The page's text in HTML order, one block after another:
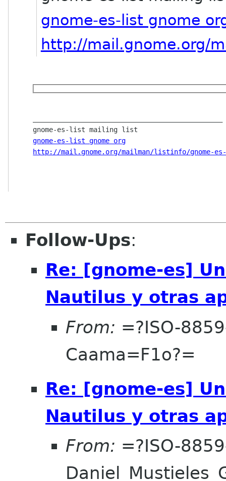
gnome-es-list gnome
http://mail.gnome.org/
gnome-es-list gnome org
http://mail.gnome.org/mailman/listinfo/gnome-
Follow-Ups:
Re: [gnome-es]
Nautilus y otras
From: =?ISO-
Caama=F1o?=
Re: [gnome-es]
Nautilus y otras
From: =?ISO-